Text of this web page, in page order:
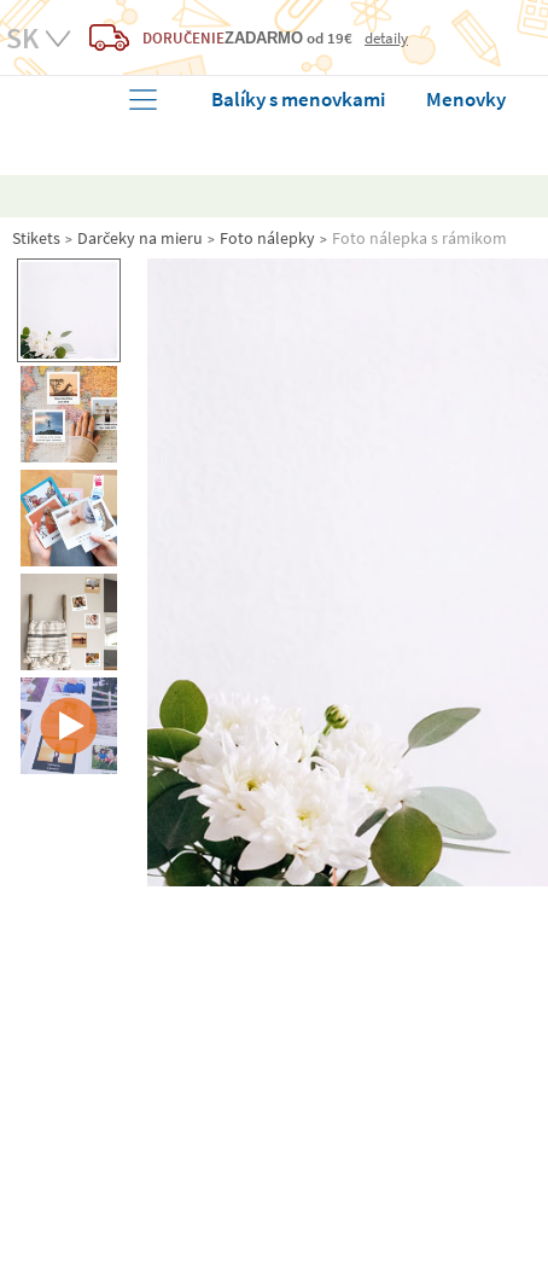
DORUČENIEZADARMO od 19€ detaily
Balíky s menovkami Menovky
Stikets Darčeky na mieru Foto nálepky Foto nálepka s rámikom